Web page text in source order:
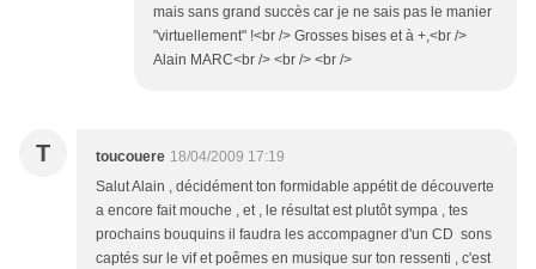
mais sans grand succès car je ne sais pas le manier
"virtuellement" !<br /> Grosses bises et à +,<br />
Alain MARC<br /> <br /> <br />
T toucouere 18/04/2009 17:19
Salut Alain , décidément ton formidable appétit de découverte
a encore fait mouche , et , le résultat est plutôt sympa , tes
prochains bouquins il faudra les accompagner d'un CD sons
captés sur le vif et poêmes en musique sur ton ressenti , c'est